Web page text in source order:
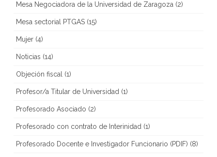
Mesa Negociadora de la Universidad de Zaragoza (2)
Mesa sectorial PTGAS (15)
Mujer (4)
Noticias (14)
Objeción fiscal (1)
Profesor/a Titular de Universidad (1)
Profesorado Asociado (2)
Profesorado con contrato de Interinidad (1)
Profesorado Docente e Investigador Funcionario (PDIF) (8)